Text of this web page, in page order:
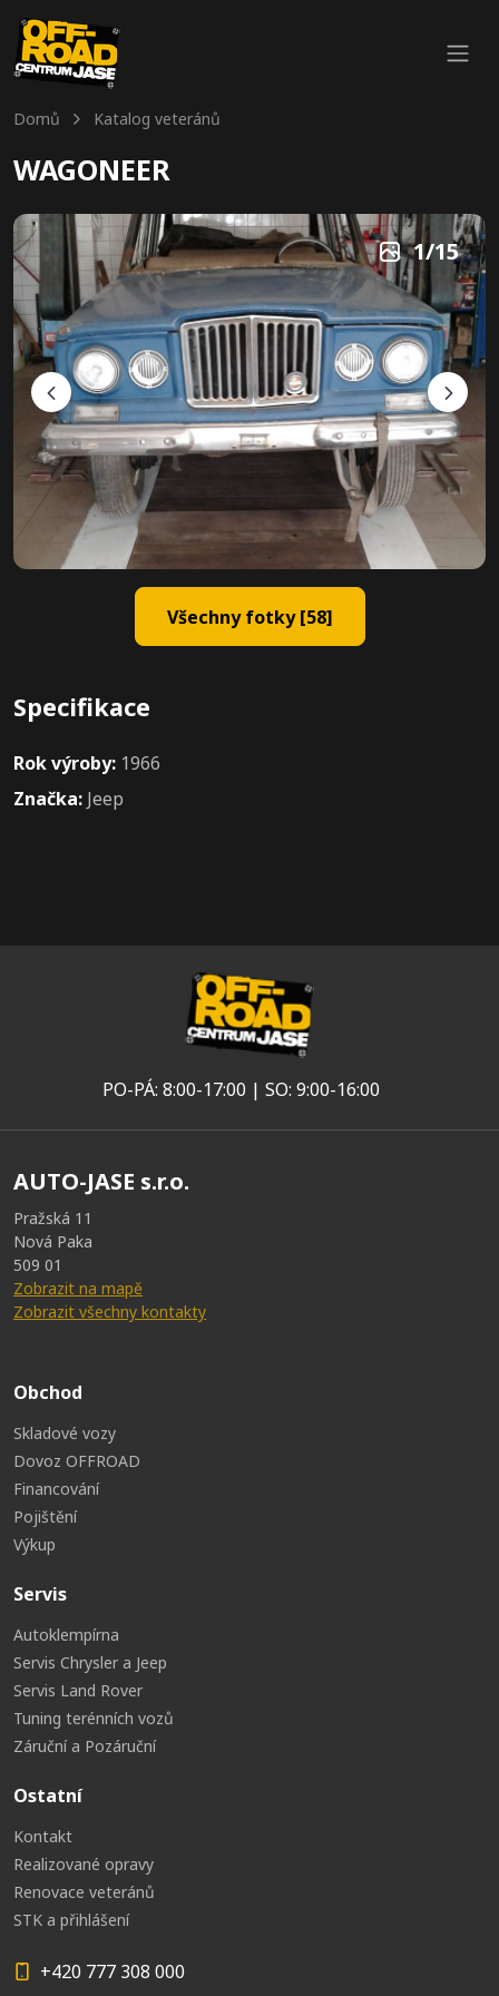
Domů Katalog veteránů
WAGONEER
1/15
Všechny fotky [58]
Specifikace
Rok výroby: 1966
Značka: Jeep
PO-PÁ: 8:00-17:00 | SO: 9:00-16:00
AUTO-JASE s.r.o.
Pražská 11
Nová Paka
509 01
Zobrazit na mapě
Zobrazit všechny kontakty
Obchod
Skladové vozy
Dovoz OFFROAD
Financování
Pojištění
Výkup
Servis
Autoklempírna
Servis Chrysler a Jeep
Servis Land Rover
Tuning terénních vozů
Záruční a Pozáruční
Ostatní
Kontakt
Realizované opravy
Renovace veteránů
STK a přihlášení
+420 777 308 000